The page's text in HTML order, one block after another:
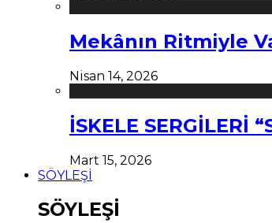
Mekânın Ritmiyle
Nisan 14, 2026
İSKELE SERGİLERİ
Mart 15, 2026
SÖYLEŞİ
SÖYLEŞİ